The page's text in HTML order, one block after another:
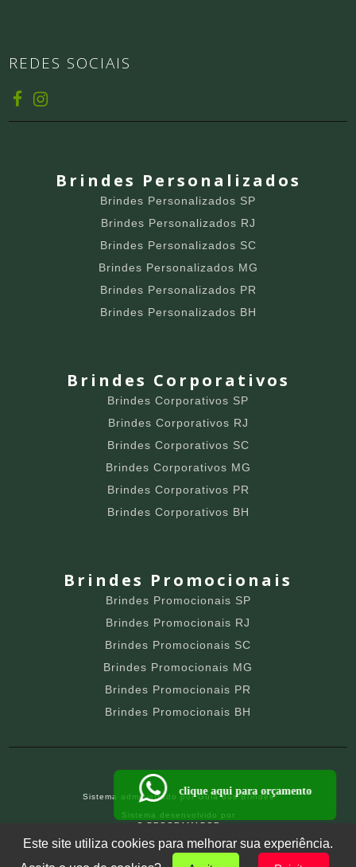
REDES SOCIAIS
Brindes Personalizados
Brindes Personalizados SP
Brindes Personalizados RJ
Brindes Personalizados SC
Brindes Personalizados MG
Brindes Personalizados PR
Brindes Personalizados BH
Brindes Corporativos
Brindes Corporativos SP
Brindes Corporativos RJ
Brindes Corporativos SC
Brindes Corporativos MG
Brindes Corporativos PR
Brindes Corporativos BH
Brindes Promocionais
Brindes Promocionais SP
Brindes Promocionais RJ
Brindes Promocionais SC
Brindes Promocionais MG
Brindes Promocionais PR
Brindes Promocionais BH
Sistema administrado porGuia dos Brindes
Sistema desenvolvido por
O PROGRAMADOR
clique aqui para orçamento
Este site utiliza cookies para melhorar sua experiência.